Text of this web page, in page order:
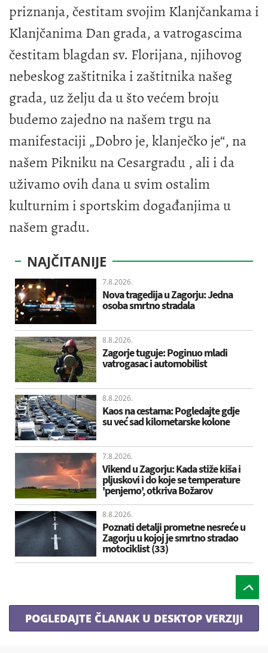
priznanja, čestitam svojim Klanjčankama i
Klanjčanima Dan grada, a vatrogascima
čestitam blagdan sv. Florijana, njihovog
nebeskog zaštitnika i zaštitnika našeg
grada, uz želju da u što većem broju
budemo zajedno na našem trgu na
manifestaciji „Dobro je, klanječko je“, na
našem Pikniku na Cesargradu , ali i da
uživamo ovih dana u svim ostalim
kulturnim i sportskim događanjima u
našem gradu.
NAJČITANIJE
7.8.2026.
Nova tragedija u Zagorju: Jedna
osoba smrtno stradala
8.8.2026.
Zagorje tuguje: Poginuo mladi
vatrogasac i automobilist
8.8.2026.
Kaos na cestama: Pogledajte gdje
su već sad kilometarske kolone
7.8.2026.
Vikend u Zagorju: Kada stiže kiša i
pljuskovi i do koje se temperature
'penjemo', otkriva Božarov
8.8.2026.
Poznati detalji prometne nesreće u
Zagorju u kojoj je smrtno stradao
motociklist (33)
POGLEDAJTE ČLANAK U DESKTOP VERZIJI